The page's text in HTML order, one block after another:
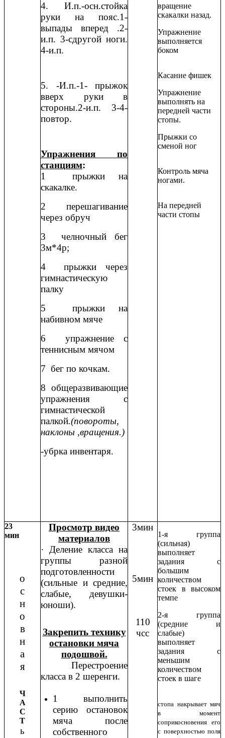
4. И.п.-осн.стойка
руки на пояс.1-
выпады вперед .2-
и.п. 3-сдругой ноги.
4-и.п.
5. -И.п.-1- прыжок
вверх руки в
стороны.2-и.п. 3-4-
повтор.
Упражнения по
станциям:
1 прыжки на
скакалке.
2 перешагивание
через обруч
3 челночный бег
3м*4р;
4 прыжки через
гимнастическую
палку
5 прыжки на
набивном мяче
6 упражнение с
теннисным мячом
7 бег по кочкам.
8 общеразвивающие
упражнения с
гимнастической
палкой.(повороты,
наклоны ,вращения.)
-убрка инвентаря.
вращение
скакалки назад.
Упражнение
выполняется
боком
Касание фишек
Упражнение
выполнять на
передней части
стопы.
Прыжки со
сменой ног
Контроль мяча
ногами.
На передней
части стопы
23
мин
о
с
н
о
в
н
а
я
Ч
А
С
Т
ь
Просмотр видео
материалов
· Деление класса на
группы разной
подготовленности
(сильные и средние,
слабые, девушки-
юноши).
Закрепить технику
остановки мяча
подошвой.
Перестроение
класса в 2 шеренги.
1 выполнить
серию остановок
мяча после
собственного
3мин
5мин
110
чсс
1-я группа
(сильная)
выполняет
задания с
большим
количеством
стоек в высоком
темпе
2-я группа
(средние и
слабые)
выполняет
задания с
меньшим
количеством
стоек в шаге
стопа накрывает мяч
в момент
соприкосновения его
с поверхностью поля